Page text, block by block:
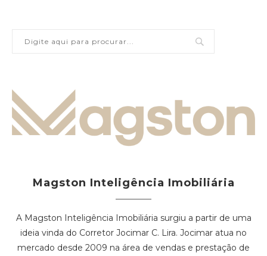
Magston Inteligência Imobiliária
A Magston Inteligência Imobiliária surgiu a partir de uma
ideia vinda do Corretor Jocimar C. Lira. Jocimar atua no
mercado desde 2009 na área de vendas e prestação de